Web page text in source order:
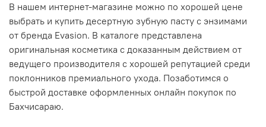
В нашем интернет-магазине можно по хорошей цене
выбрать и купить десертную зубную пасту с энзимами
от бренда Evasion. В каталоге представлена
оригинальная косметика с доказанным действием от
ведущего производителя с хорошей репутацией среди
поклонников премиального ухода. Позаботимся о
быстрой доставке оформленных онлайн покупок по
Бахчисараю.